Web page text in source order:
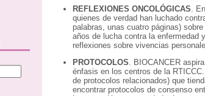
REFLEXIONES ONCOLÓGICAS.
quienes de verdad han luchado
palabras, unas cuatro páginas)
años de lucha contra la enfermedad
reflexiones sobre vivencias
PROTOCOLOS. BIOCANCER
énfasis en los centros de la
de protocolos relacionados) que
encontrar protocolos de consenso